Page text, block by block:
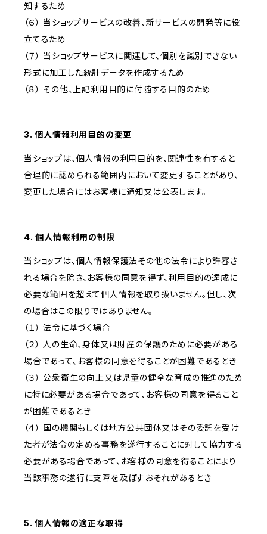
知するため
（６） 当ショップサービスの改善、新サービスの開発等に役
立てるため
（７） 当ショップサービスに関連して、個別を識別できない
形式に加工した統計データを作成するため
（８） その他、上記利用目的に付随する目的のため
3. 個人情報利用目的の変更
当ショップは、個人情報の利用目的を、関連性を有すると
合理的に認められる範囲内において変更することがあり、
変更した場合にはお客様に通知又は公表します。
4. 個人情報利用の制限
当ショップは、個人情報保護法その他の法令により許容さ
れる場合を除き、お客様の同意を得ず、利用目的の達成に
必要な範囲を超えて個人情報を取り扱いません。但し、次
の場合はこの限りではありません。
（１） 法令に基づく場合
（２） 人の生命、身体又は財産の保護のために必要がある
場合であって、お客様の同意を得ることが困難であるとき
（３） 公衆衛生の向上又は児童の健全な育成の推進のため
に特に必要がある場合であって、お客様の同意を得ること
が困難であるとき
（４） 国の機関もしくは地方公共団体又はその委託を受け
た者が法令の定める事務を遂行することに対して協力する
必要がある場合であって、お客様の同意を得ることにより
当該事務の遂行に支障を及ぼすおそれがあるとき
5. 個人情報の適正な取得